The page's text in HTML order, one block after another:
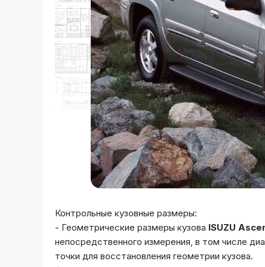
Контрольные кузовные размеры:
- Геометрические размеры кузова ISUZU
непосредственного измерения, в том числе
точки для восстановления геометрии кузова.